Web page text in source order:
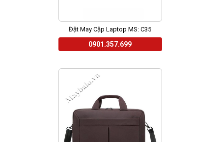
Đặt May Cặp Laptop MS: C35
0901.357.699